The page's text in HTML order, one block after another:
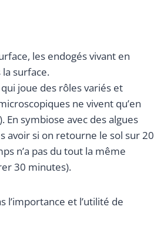
les endogés vivant en
surface.
joue des rôles variés et
ne vivent qu’en
symbiose avec des algues
avoir si on retourne le sol sur 20
n’a pas du tout la même
30 minutes).
l’importance et l’utilité de